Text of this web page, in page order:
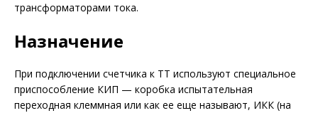
трансформаторами тока.
Назначение
При подключении счетчика к ТТ используют специальное
приспособление КИП — коробка испытательная
переходная клеммная или как ее еще называют, ИКК (на